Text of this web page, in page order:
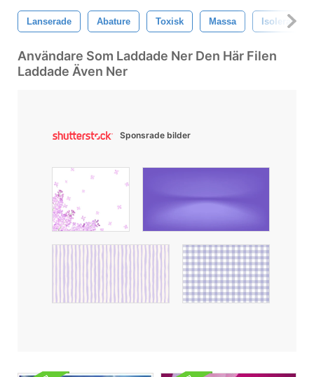
Lanserade Abature Toxisk Massa Isolerat
Användare Som Laddade Ner Den Här Filen
Laddade Även Ner
Sponsrade bilder